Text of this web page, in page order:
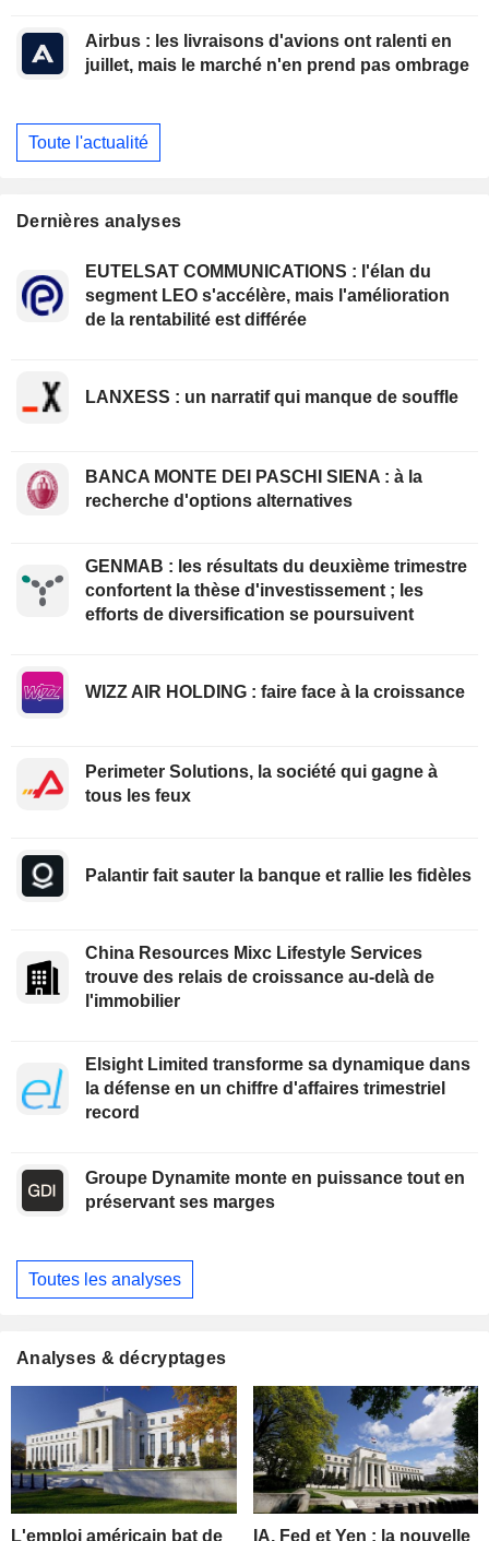
Airbus : les livraisons d'avions ont ralenti en
juillet, mais le marché n'en prend pas ombrage
Toute l'actualité
Dernières analyses
EUTELSAT COMMUNICATIONS : l'élan du
segment LEO s'accélère, mais l'amélioration
de la rentabilité est différée
LANXESS : un narratif qui manque de souffle
BANCA MONTE DEI PASCHI SIENA : à la
recherche d'options alternatives
GENMAB : les résultats du deuxième trimestre
confortent la thèse d'investissement ; les
efforts de diversification se poursuivent
WIZZ AIR HOLDING : faire face à la croissance
Perimeter Solutions, la société qui gagne à
tous les feux
Palantir fait sauter la banque et rallie les fidèles
China Resources Mixc Lifestyle Services
trouve des relais de croissance au-delà de
l'immobilier
Elsight Limited transforme sa dynamique dans
la défense en un chiffre d'affaires trimestriel
record
Groupe Dynamite monte en puissance tout en
préservant ses marges
Toutes les analyses
Analyses & décryptages
L'emploi américain bat de IA, Fed et Yen : la nouvelle